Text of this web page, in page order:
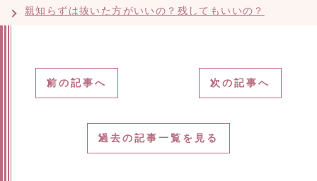
親知らずは抜いた方がいいの？残してもいいの？
前の記事へ 次の記事へ
過去の記事一覧を見る